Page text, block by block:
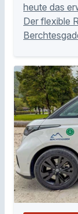
heute das
Der flexible